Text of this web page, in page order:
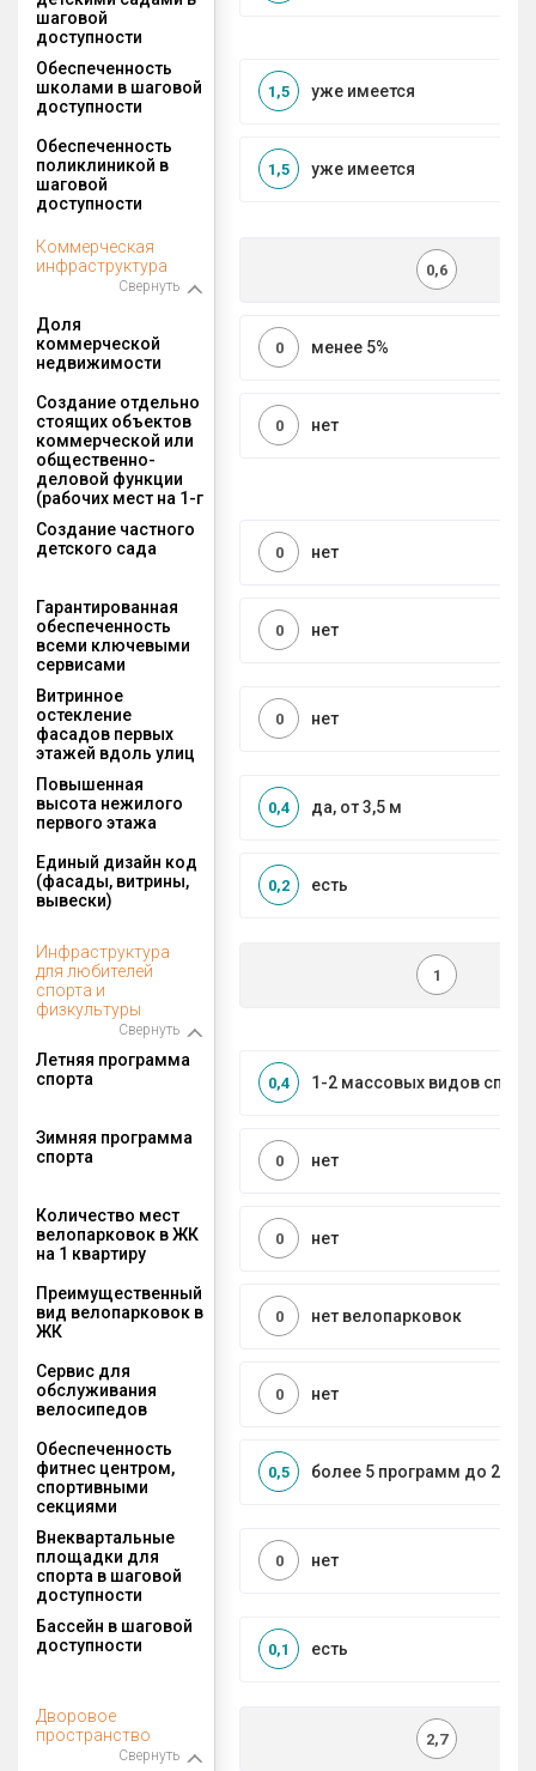
шаговой
доступности
Обеспеченность
школами в шаговой
доступности
уже имеется
1,5
Обеспеченность
поликлиникой в
шаговой
доступности
уже имеется
1,5
Коммерческая
инфраструктура
Свернуть
0,6
Доля
коммерческой
недвижимости
менее 5%
0
Создание отдельно
стоящих объектов
коммерческой или
общественно-
деловой функции
(рабочих мест на 1-г
нет
0
Создание частного
детского сада
нет
0
Гарантированная
обеспеченность
всеми ключевыми
сервисами
нет
0
Витринное
остекление
фасадов первых
этажей вдоль улиц
нет
0
Повышенная
высота нежилого
первого этажа
да, от 3,5 м
0,4
Единый дизайн код
(фасады, витрины,
вывески)
есть
0,2
Инфраструктура
для любителей
спорта и
физкультуры
Свернуть
1
Летняя программа
спорта
1-2 массовых видов
0,4
Зимняя программа
спорта
нет
0
Количество мест
велопарковок в ЖК
на 1 квартиру
нет
0
Преимущественный
вид велопарковок в
ЖК
нет велопарковок
0
Сервис для
обслуживания
велосипедов
нет
0
Обеспеченность
фитнес центром,
спортивными
секциями
более 5 программ до 2 км
0,5
Внеквартальные
площадки для
спорта в шаговой
доступности
нет
0
Бассейн в шаговой
доступности
есть
0,1
Дворовое
пространство
Свернуть
2,7